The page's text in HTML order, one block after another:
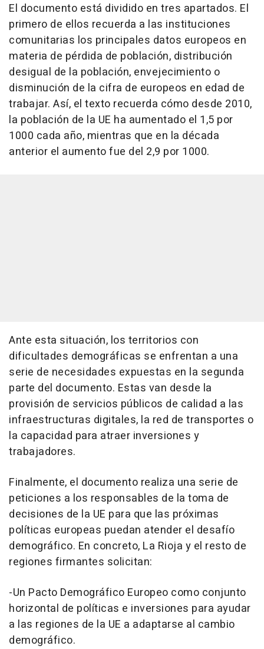
El documento está dividido en tres apartados. El
primero de ellos recuerda a las instituciones
comunitarias los principales datos europeos en
materia de pérdida de población, distribución
desigual de la población, envejecimiento o
disminución de la cifra de europeos en edad de
trabajar. Así, el texto recuerda cómo desde 2010,
la población de la UE ha aumentado el 1,5 por
1000 cada año, mientras que en la década
anterior el aumento fue del 2,9 por 1000.
Ante esta situación, los territorios con
dificultades demográficas se enfrentan a una
serie de necesidades expuestas en la segunda
parte del documento. Estas van desde la
provisión de servicios públicos de calidad a las
infraestructuras digitales, la red de transportes o
la capacidad para atraer inversiones y
trabajadores.
Finalmente, el documento realiza una serie de
peticiones a los responsables de la toma de
decisiones de la UE para que las próximas
políticas europeas puedan atender el desafío
demográfico. En concreto, La Rioja y el resto de
regiones firmantes solicitan:
-Un Pacto Demográfico Europeo como conjunto
horizontal de políticas e inversiones para ayudar
a las regiones de la UE a adaptarse al cambio
demográfico.